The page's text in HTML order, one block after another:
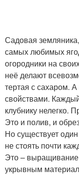
Садовая
самых любимых
огородники на
неё делают
тертая с сахаром.
свойствами.
клубнику нелегко.
Это и полив, и
Но существует
не стоять почти
Это –
укрывным